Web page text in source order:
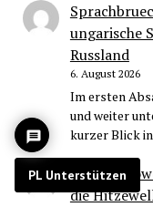
ungarische
Russland
6. August 2026
Im ersten
und weiter
kurzer Blick
die
PL Unterstützen